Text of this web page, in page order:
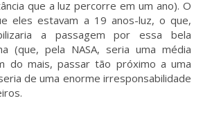
que a luz percorre em um ano). O
eles estavam a 19 anos-luz, o que,
a passagem por essa bela
(que, pela NASA, seria uma média
do mais, passar tão próximo a uma
de uma enorme irresponsabilidade